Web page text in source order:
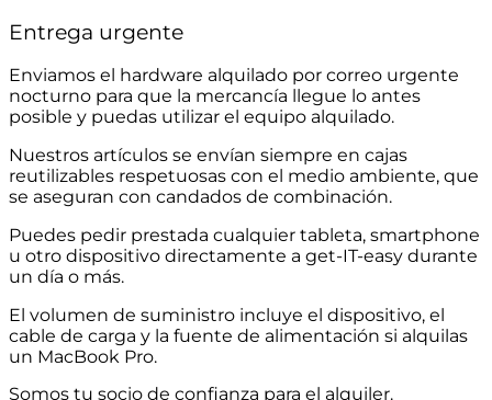
Entrega urgente
Enviamos el hardware alquilado por correo urgente
nocturno para que la mercancía llegue lo antes
posible y puedas utilizar el equipo alquilado.
Nuestros artículos se envían siempre en cajas
reutilizables respetuosas con el medio ambiente, que
se aseguran con candados de combinación.
Puedes pedir prestada cualquier tableta, smartphone
u otro dispositivo directamente a get-IT-easy durante
un día o más.
El volumen de suministro incluye el dispositivo, el
cable de carga y la fuente de alimentación si alquilas
un MacBook Pro.
Somos tu socio de confianza para el alquiler.